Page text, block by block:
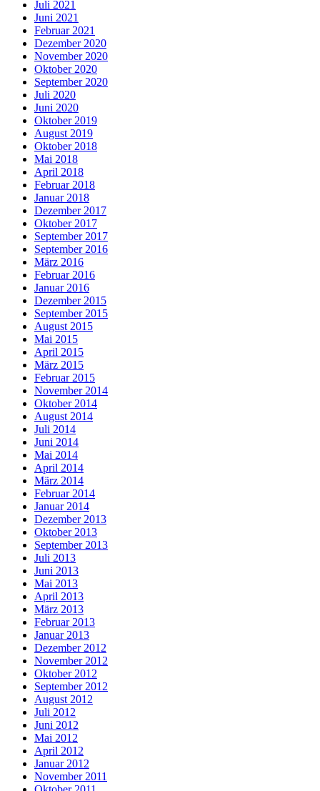
Juli 2021
Juni 2021
Februar 2021
Dezember 2020
November 2020
Oktober 2020
September 2020
Juli 2020
Juni 2020
Oktober 2019
August 2019
Oktober 2018
Mai 2018
April 2018
Februar 2018
Januar 2018
Dezember 2017
Oktober 2017
September 2017
September 2016
März 2016
Februar 2016
Januar 2016
Dezember 2015
September 2015
August 2015
Mai 2015
April 2015
März 2015
Februar 2015
November 2014
Oktober 2014
August 2014
Juli 2014
Juni 2014
Mai 2014
April 2014
März 2014
Februar 2014
Januar 2014
Dezember 2013
Oktober 2013
September 2013
Juli 2013
Juni 2013
Mai 2013
April 2013
März 2013
Februar 2013
Januar 2013
Dezember 2012
November 2012
Oktober 2012
September 2012
August 2012
Juli 2012
Juni 2012
Mai 2012
April 2012
Januar 2012
November 2011